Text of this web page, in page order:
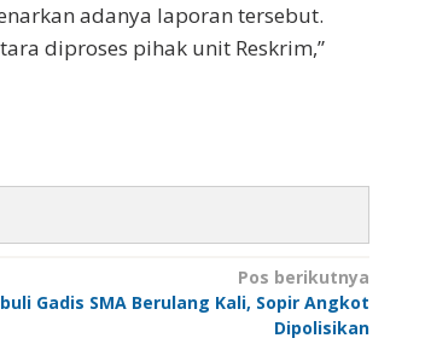
adanya laporan tersebut.
diproses pihak unit Reskrim,”
Pos berikutnya
Gadis SMA Berulang Kali, Sopir Angkot
Dipolisikan